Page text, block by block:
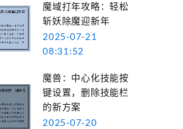
魔域打年攻略：轻松
斩妖除魔迎新年
2025-07-21
08:31:52
魔兽：中心化技能按
键设置，删除技能栏
的新方案
2025-07-20